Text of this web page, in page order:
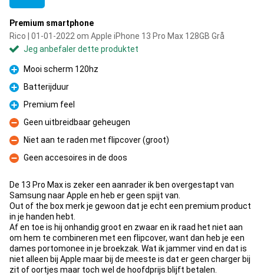
Premium smartphone
Rico | 01-01-2022 om Apple iPhone 13 Pro Max 128GB Grå
Jeg anbefaler dette produktet
Fordel
Mooi scherm 120hz
Fordel
Batterijduur
Fordel
Premium feel
Ulempe
Geen uitbreidbaar geheugen
Ulempe
Niet aan te raden met flipcover (groot)
Ulempe
Geen accesoires in de doos
De 13 Pro Max is zeker een aanrader ik ben overgestapt van
Samsung naar Apple en heb er geen spijt van.
Out of the box merk je gewoon dat je echt een premium product
in je handen hebt.
Af en toe is hij onhandig groot en zwaar en ik raad het niet aan
om hem te combineren met een flipcover, want dan heb je een
dames portomonee in je broekzak. Wat ik jammer vind en dat is
niet alleen bij Apple maar bij de meeste is dat er geen charger bij
zit of oortjes maar toch wel de hoofdprijs blijft betalen.